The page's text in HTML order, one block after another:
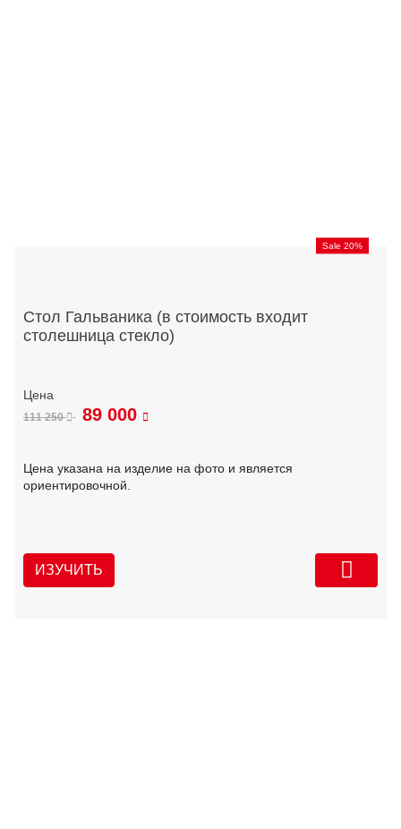
Sale 20%
Стол Гальваника (в стоимость входит
столешница стекло)
111 250 89 000
Цена указана на изделие на фото и является
ориентировочной.
ИЗУЧИТЬ